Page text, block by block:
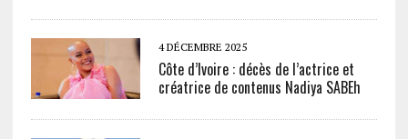
4 DÉCEMBRE 2025
Côte d’Ivoire : décès de l’actrice et
créatrice de contenus Nadiya SABEh